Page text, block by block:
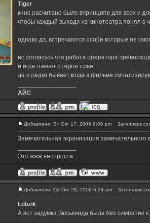
Tiger
кино расчитано было впринципе для всех и
чтобы каждый выходя из кинотеатра понял о
однако да, встречаются особи которые не
но согласьсь что работа оператора
и игра главного героя тоже
да и редко бывает,когда в фильме
АЙС
Добавлено: Вт Окт 17, 2006 6:06 pm Заголовок
Замечательная экранизация замечательного
Это жжж неспроста...
Добавлено: Сб Окт 28, 2006 6:24 am Заголовок
Lobzik
А вот задумка Зюськинда была без симпатии к